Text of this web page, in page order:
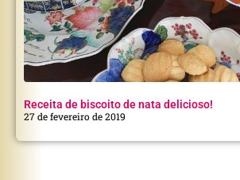
Receita de biscoito de nata delicioso!
27 de fevereiro de 2019